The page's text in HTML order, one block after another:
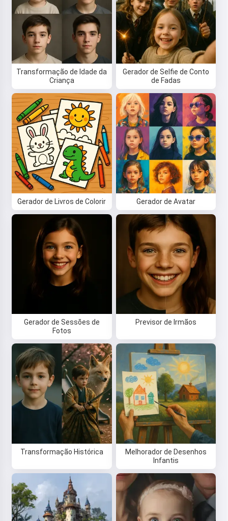
Transformação de Idade da
Criança
Gerador de Selfie de Conto
de Fadas
Gerador de Livros de Colorir Gerador de Avatar
Gerador de Sessões de
Fotos
Previsor de Irmãos
Transformação Histórica
Melhorador de Desenhos
Infantis
Oi! Eu sou a Storiko 👋
Eu conto histórias mágicas para
dormir para seus filhos 🌟
Leia uma história
Ao começar a usar o serviço, você aceita:Termos de
Serviço, Política de Privacidade Política de Reembolso